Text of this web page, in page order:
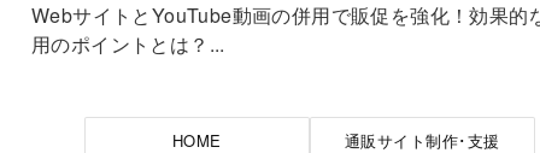
WebサイトとYouTube動画の併用で販促を強化！効果的
用のポイントとは？...
HOME 通販サイト制作･支援